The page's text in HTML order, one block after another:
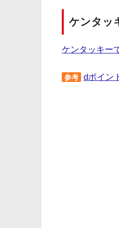
ケンタッ
ケンタッキー
参考 dポイン